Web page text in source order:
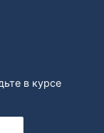
в курсе